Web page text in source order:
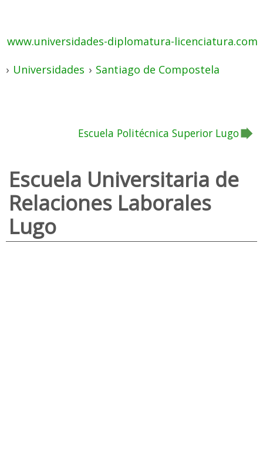
www.universidades-diplomatura-licenciatura.com
› Universidades › Santiago de Compostela
Escuela Politécnica Superior Lugo
Escuela Universitaria de
Relaciones Laborales
Lugo